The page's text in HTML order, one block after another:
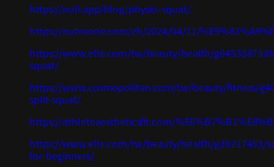
https://nuli.app/blog/physio-squat/
https://nutroone.com/zh/2024/04/11/
https://www.elle.com/tw/beauty/health/g64535875/
squat/
https://www.cosmopolitan.com/tw/beauty/fitness/
split-squat/
https://athleteaestheticsfit.com/
https://www.elle.com/tw/beauty/health/g39217453/
for-beginners/